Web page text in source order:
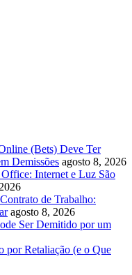
(Bets) Deve Ter
Demissões agosto 8, 2026
Internet e Luz São
de Trabalho:
agosto 8, 2026
Ser Demitido por um
por Retaliação (e o Que